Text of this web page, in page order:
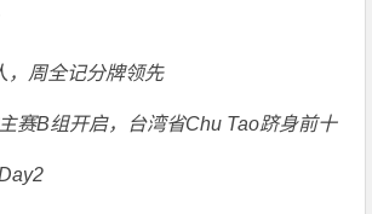
，周全记分牌领先
赛B组开启，台湾省Chu Tao跻身前十